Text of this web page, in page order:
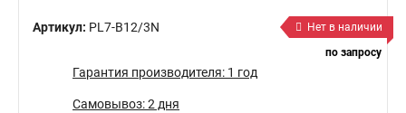
Артикул: PL7-B12/3N
Нет в наличии
по запросу
Гарантия производителя: 1 год
Самовывоз: 2 дня